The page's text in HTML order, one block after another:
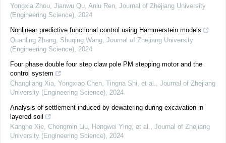
Yongxia Zhou, Jianwu Qu, Anlu Ren, Journal of Zhejiang University
(Engineering Science), 2024
Nonlinear predictive functional control using Hammerstein models
Quanling Zhang, Shuqing Wang, Journal of Zhejiang University
(Engineering Science), 2024
Four phase double four step claw pole PM stepping motor and the
control system
Changliang Xia, Yongxiao Chen, Tingna Shi, et al., Journal of Zhejiang
University (Engineering Science), 2024
Analysis of settlement induced by dewatering during excavation in
layered soil
Kanghe Xie, Chongmin Liu, Hongwei Ying, et al., Journal of Zhejiang
University (Engineering Science), 2024